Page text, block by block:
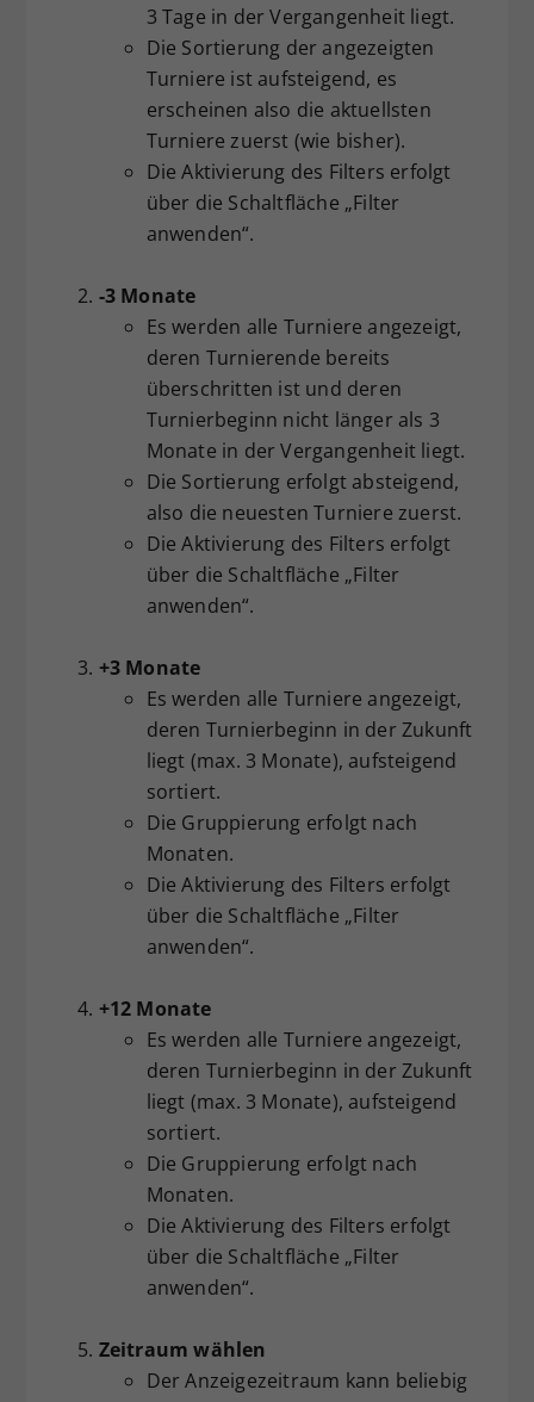
3 Tage in der Vergangenheit liegt.
Die Sortierung der angezeigten
Turniere ist aufsteigend, es
erscheinen also die aktuellsten
Turniere zuerst (wie bisher).
Die Aktivierung des Filters erfolgt
über die Schaltfläche „Filter
anwenden“.
-3 Monate
Es werden alle Turniere angezeigt,
deren Turnierende bereits
überschritten ist und deren
Turnierbeginn nicht länger als 3
Monate in der Vergangenheit liegt.
Die Sortierung erfolgt absteigend,
also die neuesten Turniere zuerst.
Die Aktivierung des Filters erfolgt
über die Schaltfläche „Filter
anwenden“.
+3 Monate
Es werden alle Turniere angezeigt,
deren Turnierbeginn in der Zukunft
liegt (max. 3 Monate), aufsteigend
sortiert.
Die Gruppierung erfolgt nach
Monaten.
Die Aktivierung des Filters erfolgt
über die Schaltfläche „Filter
anwenden“.
+12 Monate
Es werden alle Turniere angezeigt,
deren Turnierbeginn in der Zukunft
liegt (max. 3 Monate), aufsteigend
sortiert.
Die Gruppierung erfolgt nach
Monaten.
Die Aktivierung des Filters erfolgt
über die Schaltfläche „Filter
anwenden“.
Zeitraum wählen
Der Anzeigezeitraum kann beliebig